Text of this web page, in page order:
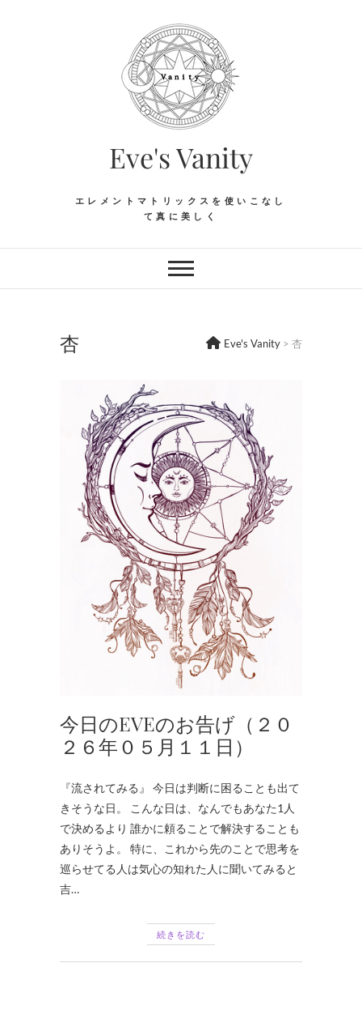
Eve's Vanity
エレメントマトリックスを使いこなし
て真に美しく
杏 Eve's Vanity > 杏
今日のEVEのお告げ（２０
２６年０５月１１日）
『流されてみる』 今日は判断に困ることも出て
きそうな日。 こんな日は、なんでもあなた1人
で決めるより 誰かに頼ることで解決することも
ありそうよ。 特に、これから先のことで思考を
巡らせてる人は気心の知れた人に聞いてみると
吉…
続きを読む